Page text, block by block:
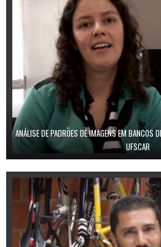
ANÁLISE DE PADRÕES DE IMAGENS EM BANCOS
UFSCAR